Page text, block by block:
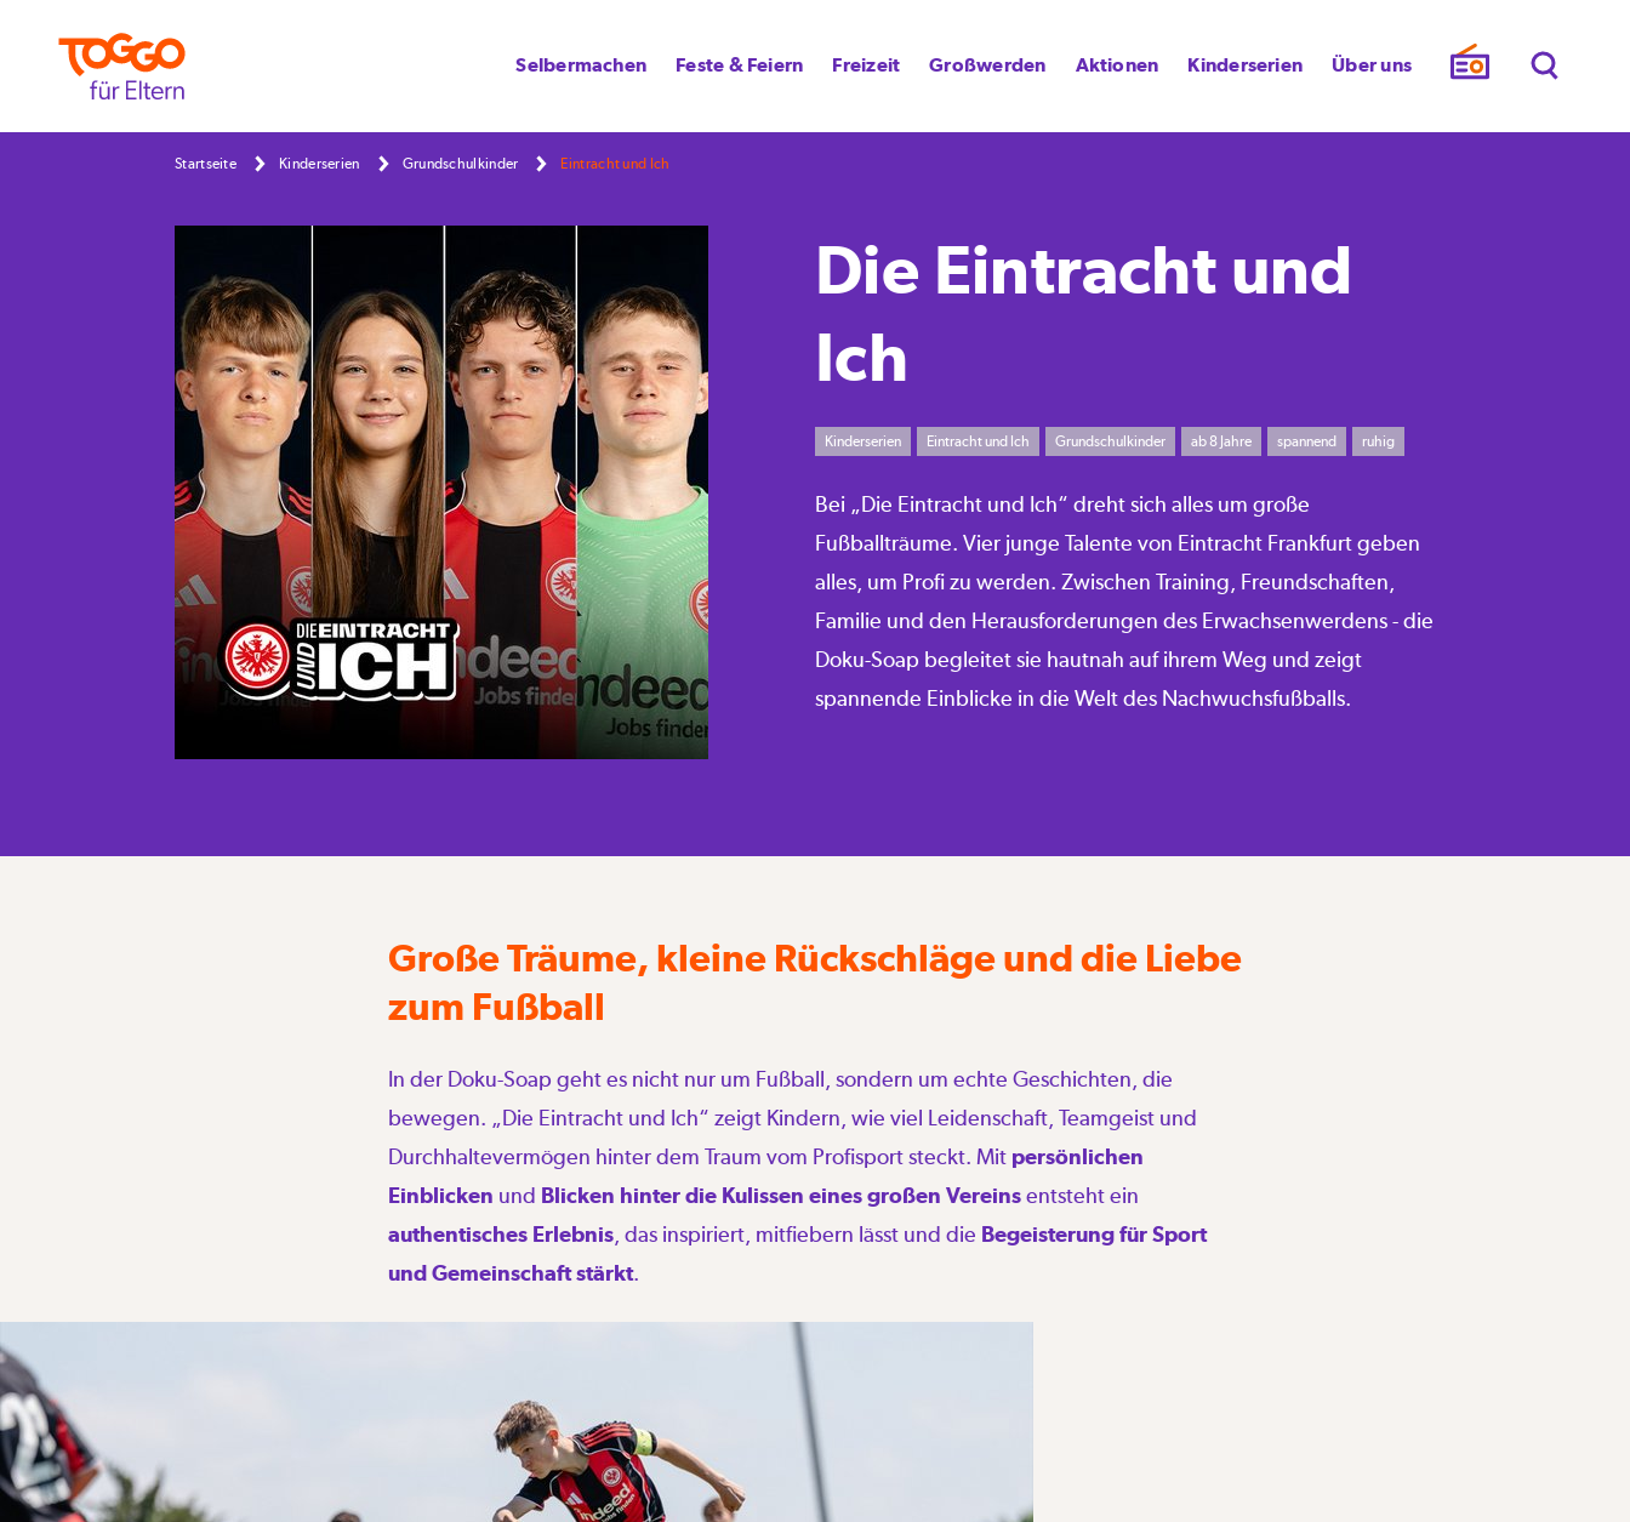
Selbermachen Feste & Feiern Freizeit Großwerden Aktionen Kinderserien Über uns
Startseite Kinderserien Grundschulkinder Eintracht und Ich
Die Eintracht und
Ich
Kinderserien Eintracht und Ich Grundschulkinder ab 8 Jahre spannend ruhig
Bei „Die Eintracht und Ich“ dreht sich alles um große
Fußballträume. Vier junge Talente von Eintracht Frankfurt geben
alles, um Profi zu werden. Zwischen Training, Freundschaften,
Familie und den Herausforderungen des Erwachsenwerdens - die
Doku-Soap begleitet sie hautnah auf ihrem Weg und zeigt
spannende Einblicke in die Welt des Nachwuchsfußballs.
Große Träume, kleine Rückschläge und die Liebe
zum Fußball
In der Doku-Soap geht es nicht nur um Fußball, sondern um echte Geschichten, die
bewegen. „Die Eintracht und Ich“ zeigt Kindern, wie viel Leidenschaft, Teamgeist und
Durchhaltevermögen hinter dem Traum vom Profisport steckt. Mit persönlichen
Einblicken und Blicken hinter die Kulissen eines großen Vereinsentsteht ein
authentisches Erlebnis , das inspiriert, mitfiebern lässt und die Begeisterung für Sport
und Gemeinschaft stärkt.